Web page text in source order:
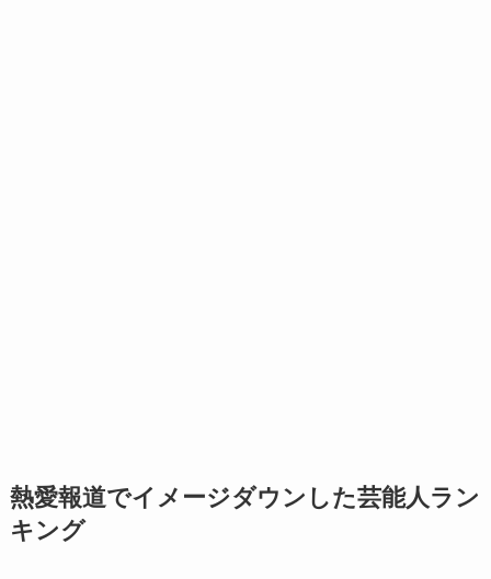
熱愛報道でイメージダウンした芸能人ラン
キング